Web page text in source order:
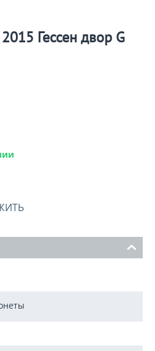
Гессен двор G